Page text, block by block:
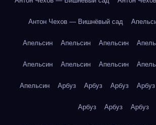
Антон Чехов — Вишнёвый сад
Апельсин Апельсин Апельсин
Апельсин Апельсин Апельсин
Апельсин Арбуз Арбуз Арбуз Арбуз
Арбуз Арбуз Арбуз